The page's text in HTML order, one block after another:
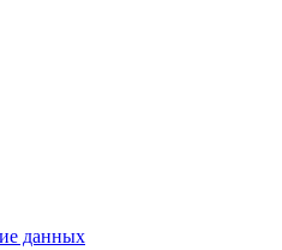
данных